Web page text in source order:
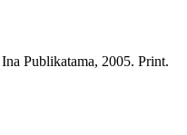
Ina Publikatama, 2005. Print.